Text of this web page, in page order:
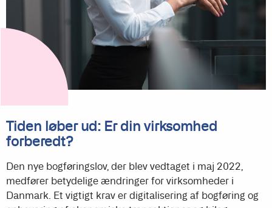
Tiden løber ud: Er din virksomhed
forberedt?
Den nye bogføringslov, der blev vedtaget i maj 2022,
medfører betydelige ændringer for virksomheder i
Danmark. Et vigtigt krav er digitalisering af bogføring og